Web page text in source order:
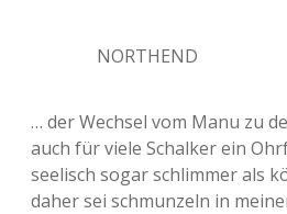
NORTHEND
… der Wechsel vom Manu zu
auch für viele Schalker ein
seelisch sogar schlimmer als
daher sei schmunzeln in